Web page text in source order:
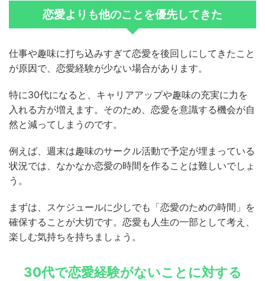
恋愛よりも他のことを優先してきた
仕事や趣味に打ち込みすぎて恋愛を後回しにしてきたこと
が原因で、恋愛経験が少ない場合があります。
特に30代になると、キャリアアップや趣味の充実に力を
入れる方が増えます。そのため、恋愛を意識する機会が自
然と減ってしまうのです。
例えば、週末は趣味のサークル活動で予定が埋まっている
状況では、なかなか恋愛の時間を作ることは難しいでしょ
う。
まずは、スケジュールに少しでも「恋愛のための時間」を
確保することが大切です。恋愛も人生の一部として考え、
楽しむ気持ちを持ちましょう。
30代で恋愛経験がないことに対する